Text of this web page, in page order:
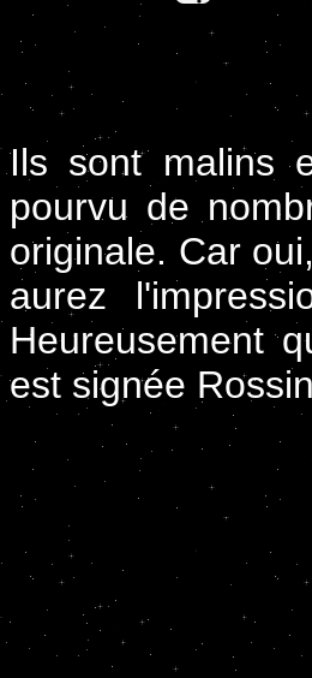
Ils sont malins
pourvu de
originale. Car
aurez
Heureusement
est signée